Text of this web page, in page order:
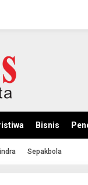
Bisnis
Sepakbola